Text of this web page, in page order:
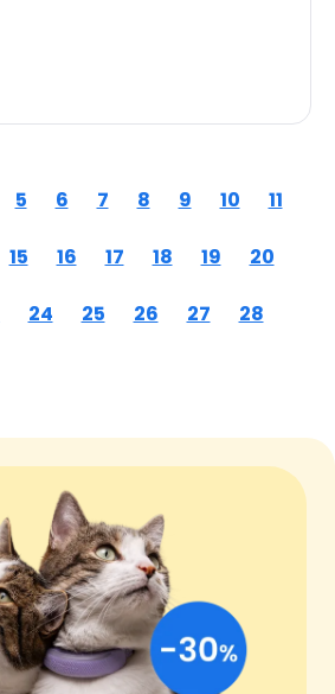
5 6 7 8 9 10 11
15 16 17 18 19 20
24 25 26 27 28